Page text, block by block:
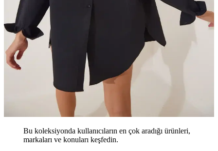
Bu koleksiyonda kullanıcıların en çok aradığı ürünleri,
markaları ve konuları keşfedin.